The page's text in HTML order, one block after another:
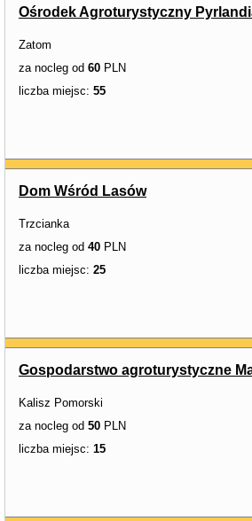
Ośrodek Agroturystyczny
Zatom
za nocleg od 60 PLN
liczba miejsc: 55
Dom Wśród Lasów
Trzcianka
za nocleg od 40 PLN
liczba miejsc: 25
Gospodarstwo agroturystyczne
Kalisz Pomorski
za nocleg od 50 PLN
liczba miejsc: 15